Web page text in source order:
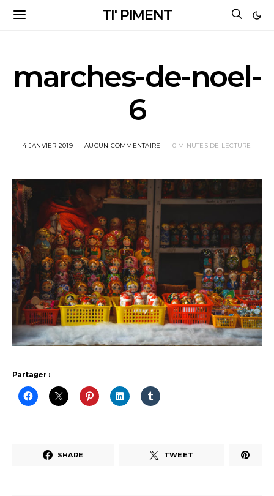
TI' PIMENT
marches-de-noel-
6
4 JANVIER 2019 AUCUN COMMENTAIRE 0 MINUTES DE LECTURE
Partager :
SHARE TWEET